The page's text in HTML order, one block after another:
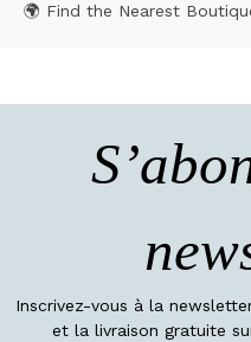
🌍 Find the Nearest
Inscrivez-vous à la
et la livraison gratuite